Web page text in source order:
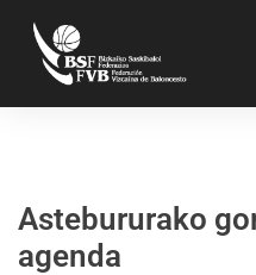
Astebururako
agenda